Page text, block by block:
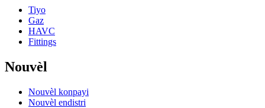
Tiyo
Gaz
HAVC
Fittings
Nouvèl
Nouvèl konpayi
Nouvèl endistri